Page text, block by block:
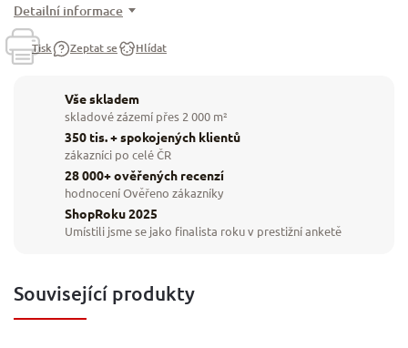
Detailní informace
Tisk Zeptat se Hlídat
Vše skladem
skladové zázemí přes 2 000 m²
350 tis. + spokojených klientů
zákazníci po celé ČR
28 000+ ověřených recenzí
hodnocení Ověřeno zákazníky
ShopRoku 2025
Umístili jsme se jako finalista roku v prestižní anketě
Související produkty